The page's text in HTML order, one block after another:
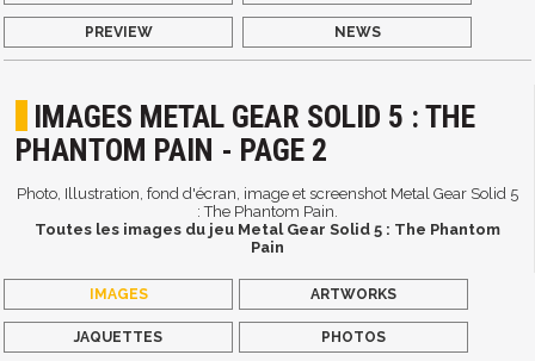
PREVIEW NEWS
IMAGES METAL GEAR SOLID 5 : THE
PHANTOM PAIN - PAGE 2
Photo, Illustration, fond d'écran, image et screenshot Metal Gear Solid 5
: The Phantom Pain.
Toutes les images du jeu Metal Gear Solid 5 : The Phantom
Pain
IMAGES ARTWORKS
JAQUETTES PHOTOS